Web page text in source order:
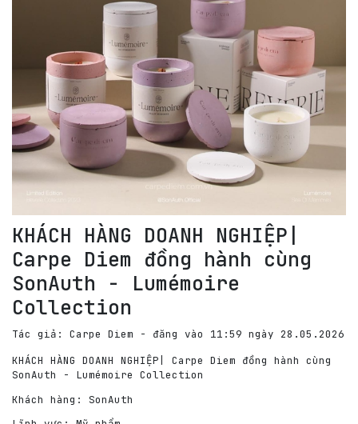
KHÁCH HÀNG DOANH NGHIỆP|
Carpe Diem đồng hành cùng
SonAuth - Lumémoire
Collection
Tác giả: Carpe Diem - đăng vào 11:59 ngày 28.05.2026
KHÁCH HÀNG DOANH NGHIỆP| Carpe Diem đồng hành cùng
SonAuth - Lumémoire Collection
Khách hàng: SonAuth